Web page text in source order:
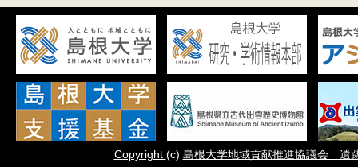
Copyright (c) 島根大学地域貢献推進協議会 遺